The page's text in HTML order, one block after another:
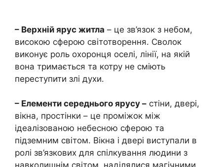
– Верхній ярус житла – це зв’язок з небом,
високою сферою світотворення. Сволок
виконує роль охоронця оселі, лінії, на якій
вона тримається та котру не сміють
переступити злі духи.
– Елементи середнього ярусу – стіни, двері,
вікна, простінки – це проміжок між
ідеалізованою небесною сферою та
підземним світом. Вікна і двері виступали в
ролі зв’язкових для спілкування людини з